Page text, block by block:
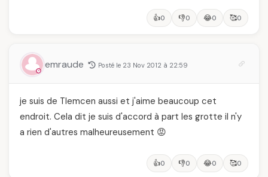
👍0 👎0 😂0 🥰0
emraude Posté le 23 Nov 2012 à 22:59
je suis de Tlemcen aussi et j'aime beaucoup cet
endroit. Cela dit je suis d'accord à part les grotte il n'y
a rien d'autres malheureusement 😡
👍0 👎0 😂0 🥰0